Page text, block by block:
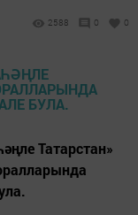
2588 0 0
Татарстан»